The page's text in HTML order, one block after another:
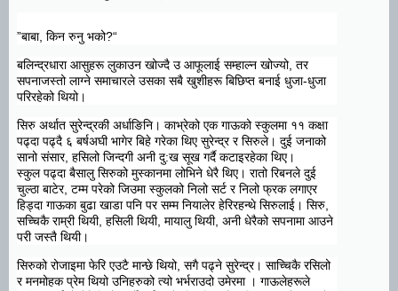
“
?
बाबा, किन रुनु भको”
बलिन्द्रधारा आसुहरू लुकाउन खोज्दै उ आफूलाई सम्हाल्न खोज्यो, तर
सपनाजस्तो लाग्ने समाचारले उसका सबै खुशीहरू बिछिप्त बनाई धुजा-धुजा
परिरहेको थियो।
सिरु अर्थात सुरेन्द्रकी अर्धाङिनि। काभ्रेको एक गाऊको स्कुलमा ११ कक्षा
पढ्दा पढ्दै ६ बर्षअघी भागेर बिहे गरेका थिए सुरेन्द्र र सिरुले। दुई जनाको
सानो संसार, हसिलो जिन्दगी अनी दु:ख सूख गर्दै कटाइरहेका थिए।
स्कुल पढ्दा बैसालु सिरुको मुस्कानमा लोभिने धेरै थिए। रातो रिबनले दुई
चुल्ठा बाटेर, टम्म परेको जिउमा स्कुलको निलो सर्ट र निलो फ्रक लगाएर
हिड्दा गाऊका बुढा खाडा पनि पर सम्म नियालेर हेरिरहन्थे सिरुलाई। सिरु,
सच्चिकै राम्री थियी, हसिली थियी, मायालु थियी, अनी धेरैको सपनामा आउने
परी जस्तै थियी।
सिरुको रोजाइमा फेरि एउटै मान्छे थियो, सगै पढ्ने सुरेन्द्र। साच्चिकै रसिलो
र मनमोहक प्रेम थियो उनिहरुको त्यो भर्भराउदो उमेरमा । गाऊलेहरूले